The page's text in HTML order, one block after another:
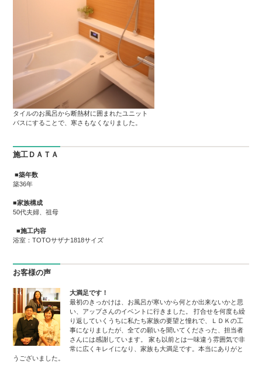
タイルのお風呂から断熱材に囲まれたユニット
バスにすることで、寒さもなくなりました。
施工ＤＡＴＡ
■築年数
築36年
■家族構成
50代夫婦、祖母
■施工内容
浴室：TOTOサザナ1818サイズ
お客様の声
大満足です！
最初のきっかけは、お風呂が寒いから何とか出来ないかと思
い、アップさんのイベントに行きました。 打合せを何度も繰
り返していくうちに私たち家族の要望と憧れで、ＬＤＫの工
事になりましたが、全ての願いを聞いてくださった、担当者
さんには感謝しています。 家も以前とは一味違う雰囲気で非
常に広くキレイになり、家族も大満足です。本当にありがと
うございました。